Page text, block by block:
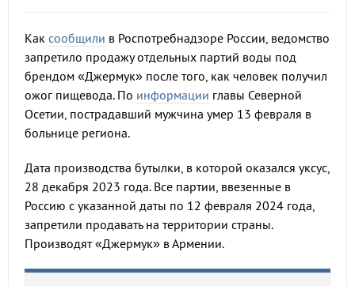
Как сообщили в Роспотребнадзоре России, ведомство
запретило продажу отдельных партий воды под
брендом «Джермук» после того, как человек получил
ожог пищевода. По информации главы Северной
Осетии, пострадавший мужчина умер 13 февраля в
больнице региона.
Дата производства бутылки, в которой оказался уксус,
28 декабря 2023 года. Все партии, ввезенные в
Россию с указанной даты по 12 февраля 2024 года,
запретили продавать на территории страны.
Производят «Джермук» в Армении.